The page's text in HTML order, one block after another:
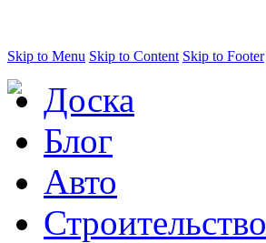
Skip to Menu Skip to Content Skip to Footer
Доска
Блог
Авто
Строительство